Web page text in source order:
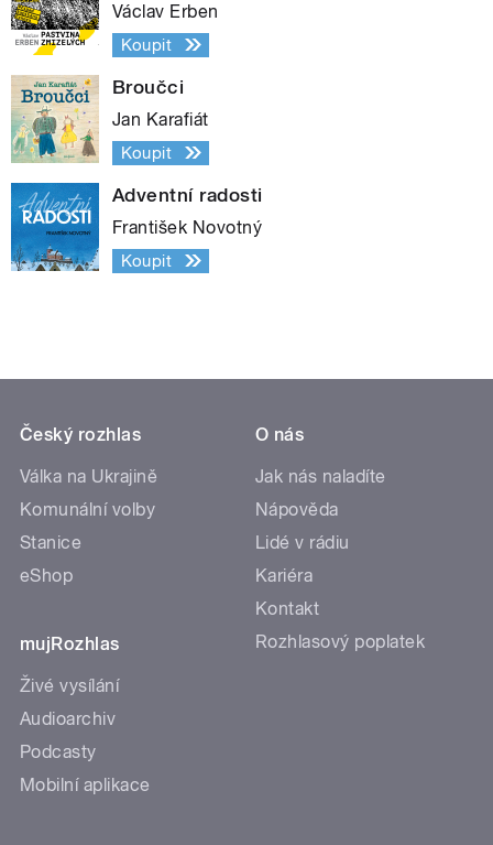
Václav Erben
Koupit
Broučci
Jan Karafiát
Koupit
Adventní radosti
František Novotný
Koupit
Český rozhlas
Válka na Ukrajině
Komunální volby
Stanice
eShop
mujRozhlas
Živé vysílání
Audioarchiv
Podcasty
Mobilní aplikace
O nás
Jak nás naladíte
Nápověda
Lidé v rádiu
Kariéra
Kontakt
Rozhlasový poplatek